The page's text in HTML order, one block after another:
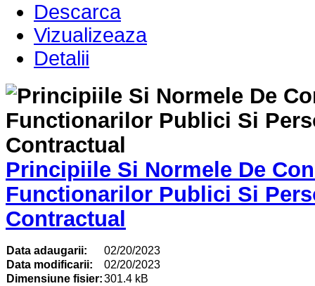
Descarca
Vizualizeaza
Detalii
Principiile Si Normele De
Functionarilor Publici Si
Contractual
Data adaugarii:
02/20/2023
Data modificarii:
02/20/2023
Dimensiune fisier:301.4 kB